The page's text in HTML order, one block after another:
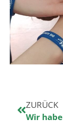
ZURÜCK